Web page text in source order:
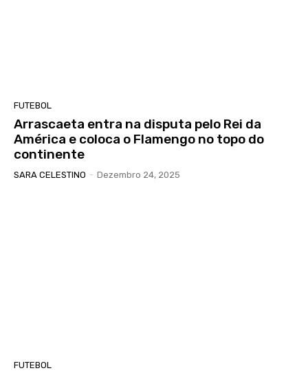
FUTEBOL
Arrascaeta entra na disputa pelo Rei da
América e coloca o Flamengo no topo do
continente
SARA CELESTINO - Dezembro 24, 2025
FUTEBOL